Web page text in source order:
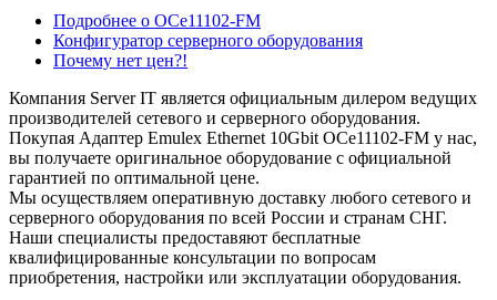
Подробнее о OCe11102-FM
Конфигуратор серверного оборудования
Почему нет цен?!
Компания Server IT является официальным дилером ведущих
производителей сетевого и серверного оборудования.
Покупая Адаптер Emulex Ethernet 10Gbit OCe11102-FM у нас,
вы получаете оригинальное оборудование с официальной
гарантией по оптимальной цене.
Мы осуществляем оперативную доставку любого сетевого и
серверного оборудования по всей России и странам СНГ.
Наши специалисты предоставяют бесплатные
квалифицированные консультации по вопросам
приобретения, настройки или эксплуатации оборудования.